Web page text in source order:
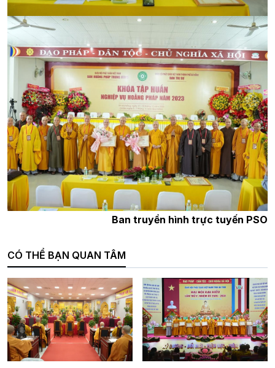
Ban truyền hình trực tuyến PSO
CÓ THỂ BẠN QUAN TÂM